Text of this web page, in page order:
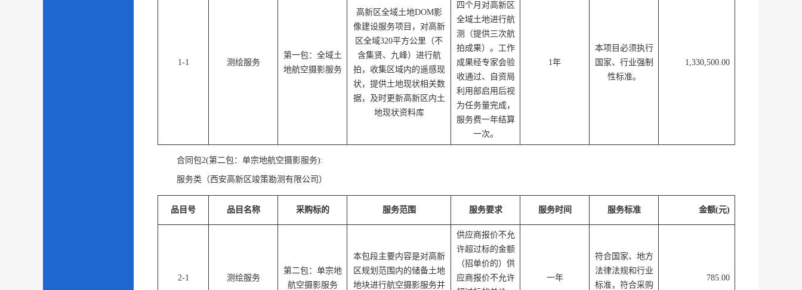
1-1 测绘服务
第一包：全域土
地航空摄影服务
高新区全域土地DOM影
像建设服务项目，对高新
区全域320平方公里（不
含集贤、九峰）进行航
拍，收集区域内的遥感现
状，提供土地现状相关数
据，及时更新高新区内土
地现状资料库
四个月对高新区
全域土地进行航
测（提供三次航
拍成果）。工作
成果经专家会验
收通过、自资局
利用部启用后视
为任务量完成，
服务费一年结算
一次。
1年
本项目必须执行
国家、行业强制
性标准。
1,330,500.00
合同包2(第二包：单宗地航空摄影服务):
服务类（西安高新区竣策勘测有限公司）
品目号 品目名称 采购标的 服务范围 服务要求 服务时间 服务标准 金额(元)
2-1 测绘服务
第二包：单宗地
航空摄影服务
本包段主要内容是对高新
区规划范围内的储备土地
地块进行航空摄影服务并
供应商报价不允
许超过标的金额
（招单价的）供
应商报价不允许
一年
符合国家、地方
法律法规和行业
标准，符合采购
785.00